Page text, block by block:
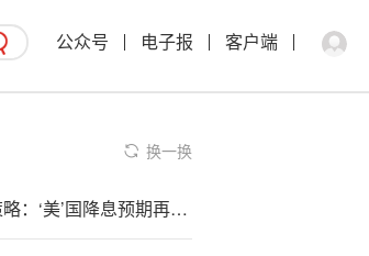
公众号 电子报 客户端
换一换
申万宏{源}策略：‘美’国降息预期再升温，内外资均流入中国股市